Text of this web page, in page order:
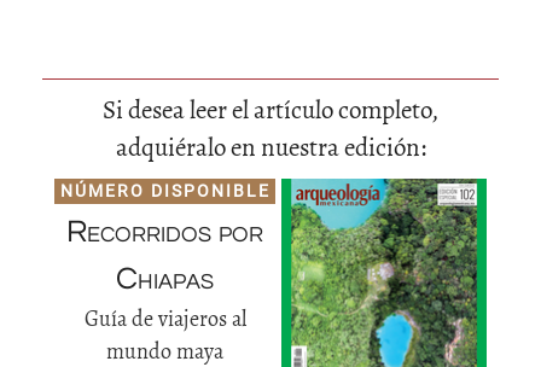
Si desea leer el artículo completo,
adquiéralo en nuestra edición:
NÚMERO DISPONIBLE
Recorridos por
Chiapas
Guía de viajeros al
mundo maya